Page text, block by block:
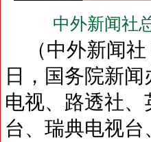
中外新闻社
（中外新闻社
日，国务院新
电视、路透社
台、瑞典电视